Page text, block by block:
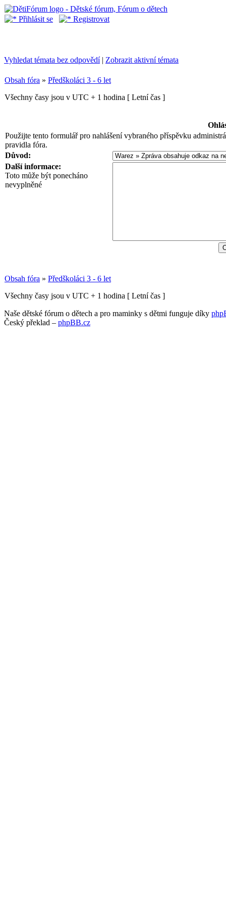
Přihlásit se Registrovat
Vyhledat témata bez odpovědí| Zobrazit aktivní témata
Obsah fóra » Předškoláci 3 - 6 let
Všechny časy jsou v UTC + 1 hodina [ Letní čas ]
Použijte tento formulář pro nahlášení vybraného příspěvku
pravidla fóra.
Důvod:
Další informace:
Toto může být ponecháno
nevyplněné
Obsah fóra » Předškoláci 3 - 6 let
Všechny časy jsou v UTC + 1 hodina [ Letní čas ]
Naše dětské fórum o dětech a pro maminky s dětmi funguje díky
Český překlad – phpBB.cz